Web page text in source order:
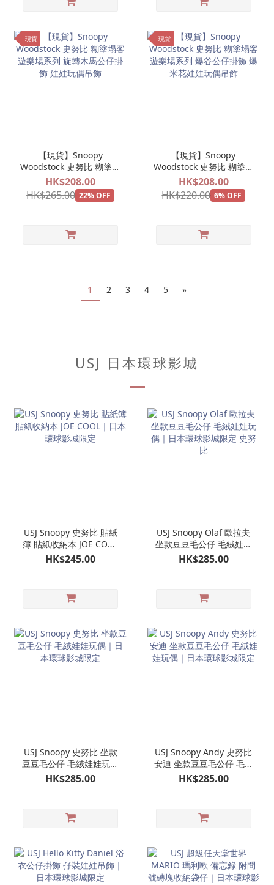
現貨
【現貨】Snoopy
Woodstock 史努比 糊塗塌
客 遊樂場系列 旋轉木馬公
仔掛飾 娃娃玩偶吊飾
HK$208.00
HK$265.00 22% OFF
現貨
【現貨】Snoopy
Woodstock 史努比 糊塗塌
客 遊樂場系列 爆谷公仔掛
飾 爆米花娃娃玩偶吊飾
HK$208.00
HK$220.00 6% OFF
1 2 3 4 5 »
USJ 日本環球影城
USJ Snoopy 史努比 貼紙
簿 貼紙收納本 JOE COOL
｜日本環球影城限定
HK$245.00
USJ Snoopy Olaf 歐拉夫
坐款豆豆毛公仔 毛絨娃娃
玩偶｜日本環球影城限定
史努比
HK$285.00
USJ Snoopy 史努比 坐款
豆豆毛公仔 毛絨娃娃玩偶
｜日本環球影城限定
HK$285.00
USJ Snoopy Andy 史努比
安迪 坐款豆豆毛公仔 毛絨
娃娃玩偶｜日本環球影城
HK$285.00